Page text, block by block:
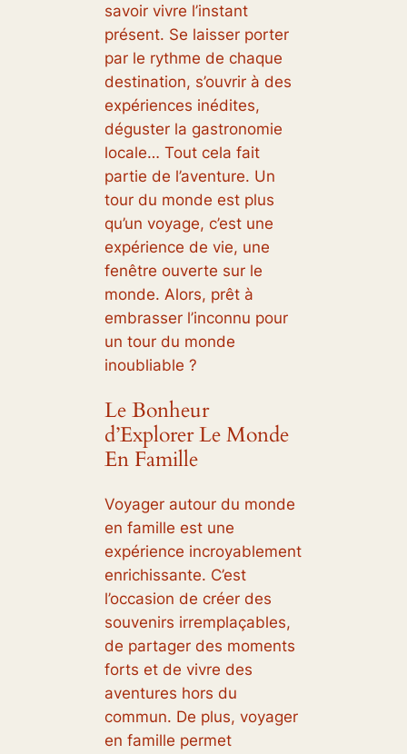
savoir vivre l’instant
présent. Se laisser porter
par le rythme de chaque
destination, s’ouvrir à des
expériences inédites,
déguster la gastronomie
locale… Tout cela fait
partie de l’aventure. Un
tour du monde est plus
qu’un voyage, c’est une
expérience de vie, une
fenêtre ouverte sur le
monde. Alors, prêt à
embrasser l’inconnu pour
un tour du monde
inoubliable ?
Le Bonheur
d’Explorer Le Monde
En Famille
Voyager autour du monde
en famille est une
expérience incroyablement
enrichissante. C’est
l’occasion de créer des
souvenirs irremplaçables,
de partager des moments
forts et de vivre des
aventures hors du
commun. De plus, voyager
en famille permet